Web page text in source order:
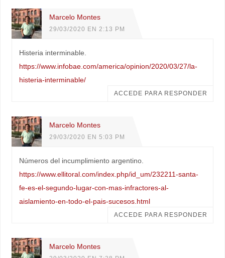
Marcelo Montes
29/03/2020 EN 2:13 PM
Histeria interminable.
https://www.infobae.com/america/opinion/2020/03/27/la-
histeria-interminable/
ACCEDE PARA RESPONDER
Marcelo Montes
29/03/2020 EN 5:03 PM
Números del incumplimiento argentino.
https://www.ellitoral.com/index.php/id_um/232211-santa-
fe-es-el-segundo-lugar-con-mas-infractores-al-
aislamiento-en-todo-el-pais-sucesos.html
ACCEDE PARA RESPONDER
Marcelo Montes